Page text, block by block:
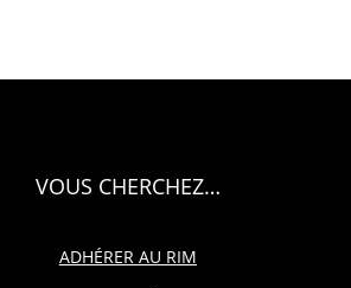
VOUS CHERCHEZ…
ADHÉRER AU RIM